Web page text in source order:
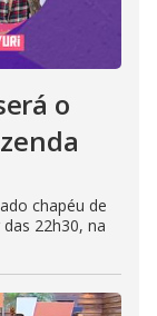
o
chapéu de
22h30, na